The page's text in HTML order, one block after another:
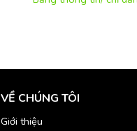
VỀ CHÚNG TÔI
Giới thiệu